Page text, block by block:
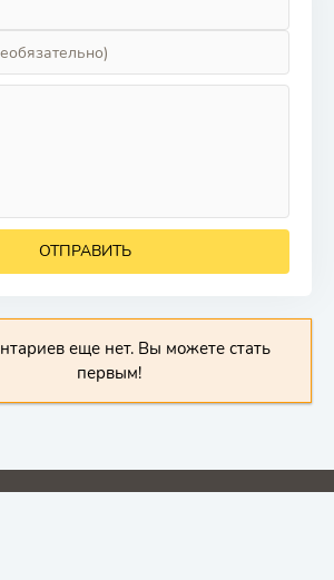
ОТПРАВИТЬ
еще нет. Вы можете стать
первым!